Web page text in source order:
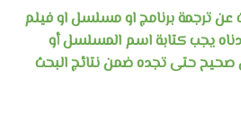
عن ترجمة برنامج او مسلسل او فيلم
يجب كتابة اسم المسلسل أو
صحيح حتى تجده ضمن نتائج البحث